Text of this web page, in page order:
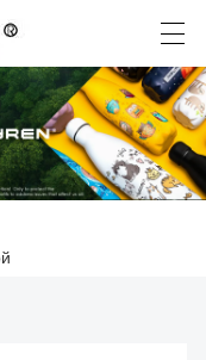
γλώσσα English